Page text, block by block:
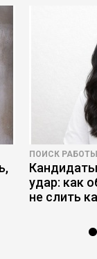
ПОИСК РАБОТЫ
удар: как
не слить